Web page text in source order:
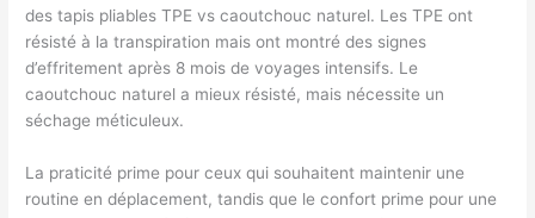
des tapis pliables TPE vs caoutchouc naturel. Les TPE ont
résisté à la transpiration mais ont montré des signes
d’effritement après 8 mois de voyages intensifs. Le
caoutchouc naturel a mieux résisté, mais nécessite un
séchage méticuleux.
La praticité prime pour ceux qui souhaitent maintenir une
routine en déplacement, tandis que le confort prime pour une